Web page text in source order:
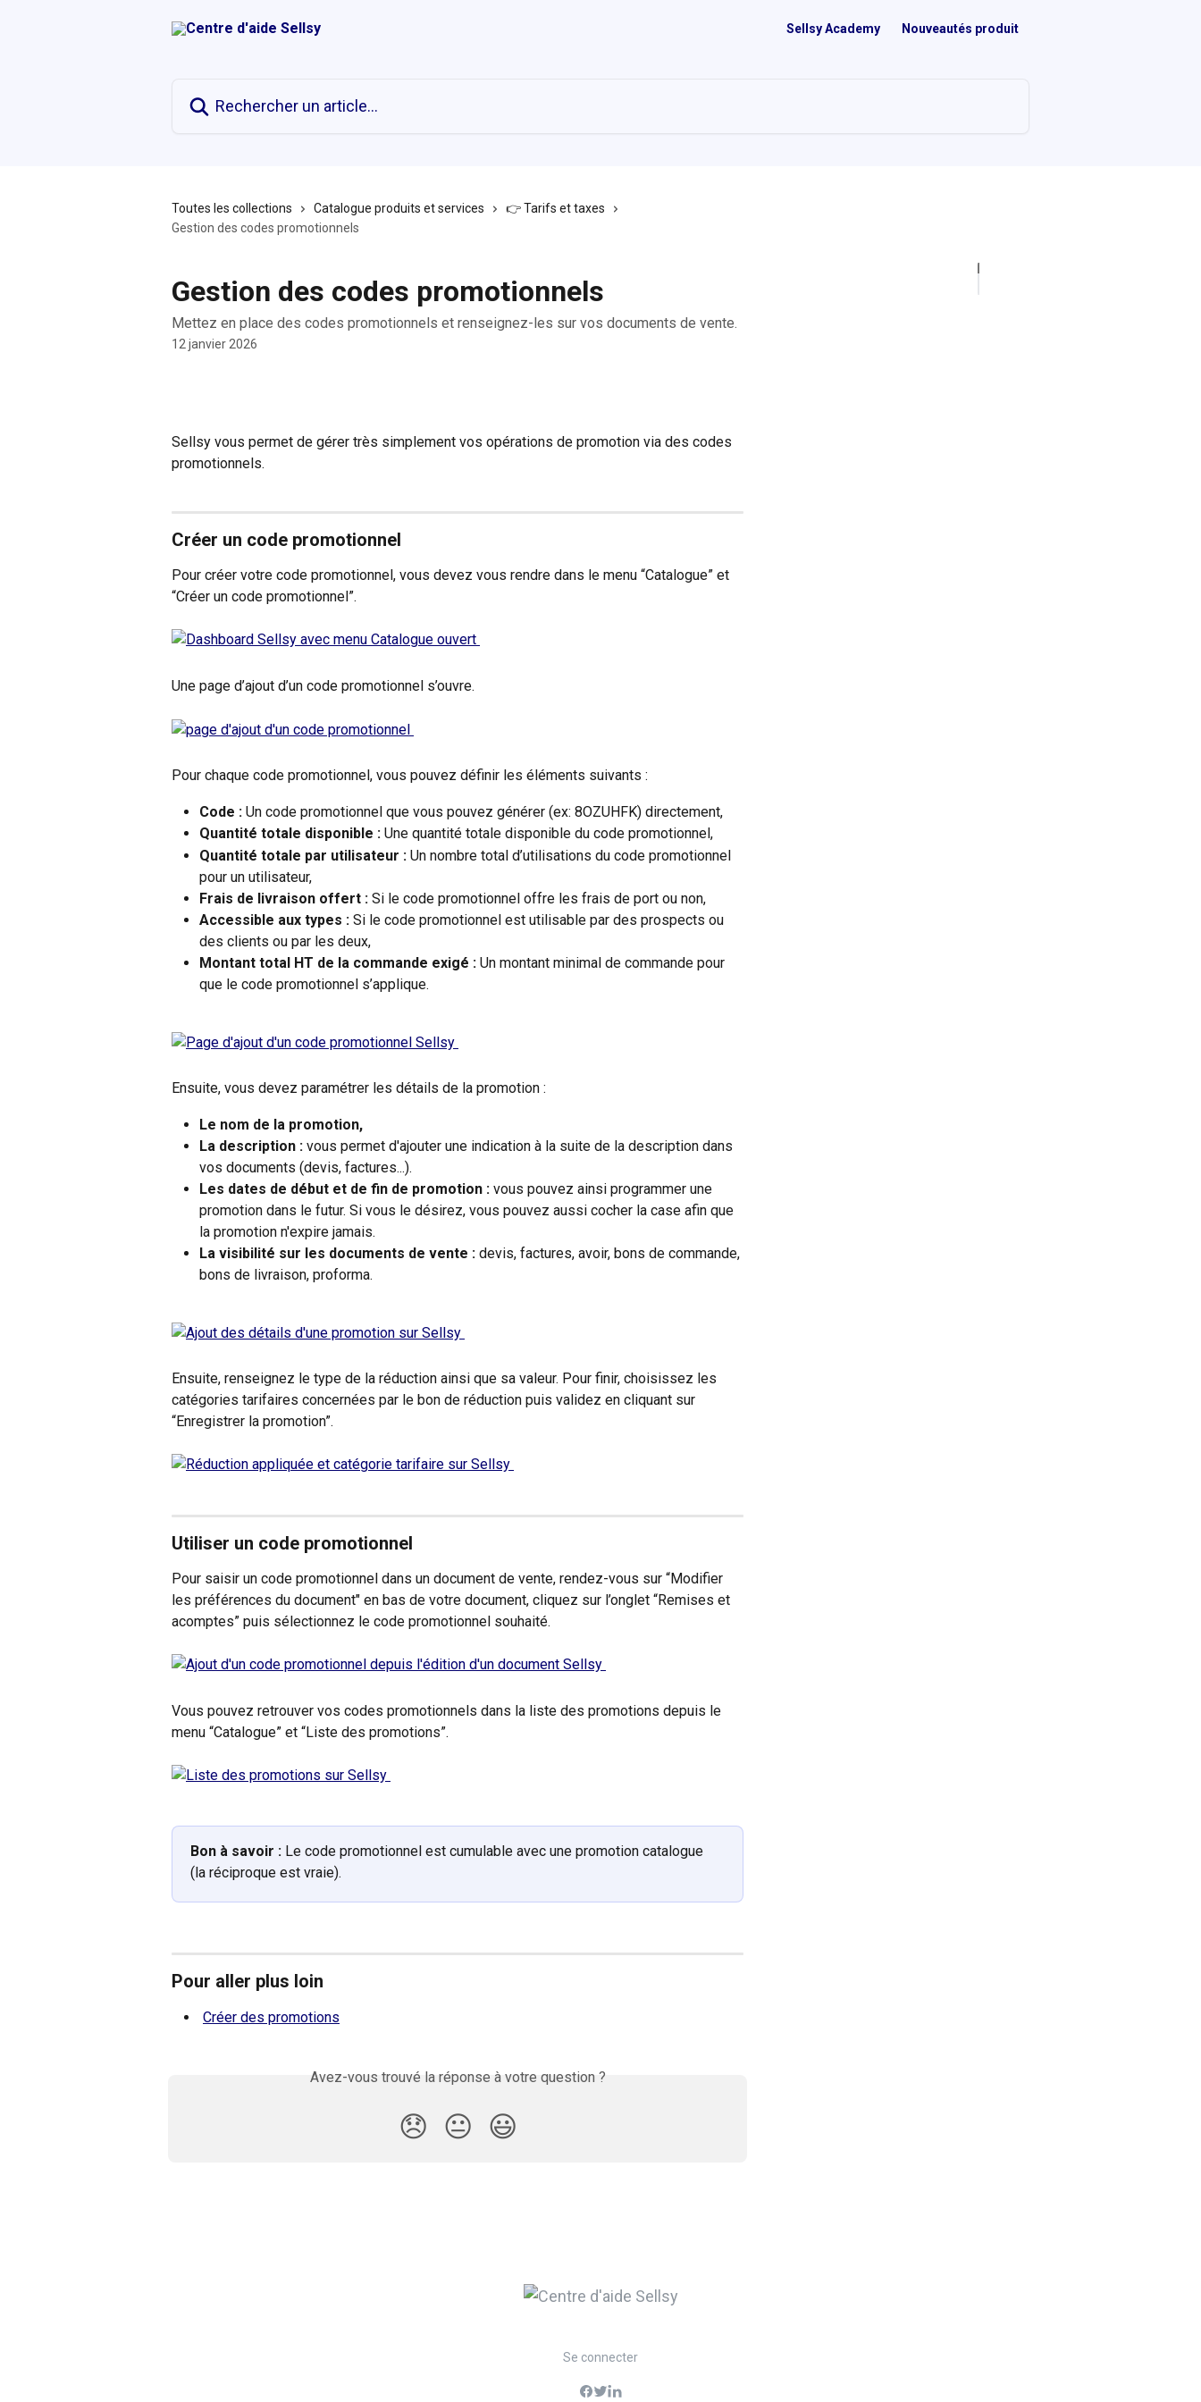
Sellsy Academy Nouveautés produit
Toutes les collections Catalogue produits et services
👉 Tarifs et taxes
Gestion des codes promotionnels
Gestion des codes promotionnels
Mettez en place des codes promotionnels et renseignez-les sur vos documents de vente.
12 janvier 2026
Sellsy vous permet de gérer très simplement vos opérations de promotion via des codes
promotionnels.
Créer un code promotionnel
Pour créer votre code promotionnel, vous devez vous rendre dans le menu “Catalogue” et
“Créer un code promotionnel”.
Une page d’ajout d’un code promotionnel s’ouvre.
Pour chaque code promotionnel, vous pouvez définir les éléments suivants :
Code : Un code promotionnel que vous pouvez générer (ex: 8OZUHFK) directement,
Quantité totale disponible : Une quantité totale disponible du code promotionnel,
Quantité totale par utilisateur : Un nombre total d’utilisations du code promotionnel
pour un utilisateur,
Frais de livraison offert : Si le code promotionnel offre les frais de port ou non,
Accessible aux types : Si le code promotionnel est utilisable par des prospects ou
des clients ou par les deux,
Montant total HT de la commande exigé : Un montant minimal de commande pour
que le code promotionnel s’applique.
Ensuite, vous devez paramétrer les détails de la promotion :
Le nom de la promotion,
La description : vous permet d'ajouter une indication à la suite de la description dans
vos documents (devis, factures...).
Les dates de début et de fin de promotion : vous pouvez ainsi programmer une
promotion dans le futur. Si vous le désirez, vous pouvez aussi cocher la case afin que
la promotion n'expire jamais.
La visibilité sur les documents de vente : devis, factures, avoir, bons de commande,
bons de livraison, proforma.
Ensuite, renseignez le type de la réduction ainsi que sa valeur. Pour finir, choisissez les
catégories tarifaires concernées par le bon de réduction puis validez en cliquant sur
“Enregistrer la promotion”.
Utiliser un code promotionnel
Pour saisir un code promotionnel dans un document de vente, rendez-vous sur “Modifier
les préférences du document" en bas de votre document, cliquez sur l’onglet “Remises et
acomptes” puis sélectionnez le code promotionnel souhaité.
Vous pouvez retrouver vos codes promotionnels dans la liste des promotions depuis le
menu “Catalogue” et “Liste des promotions”.
Bon à savoir : Le code promotionnel est cumulable avec une promotion catalogue
(la réciproque est vraie).
Pour aller plus loin
Créer des promotions
Avez-vous trouvé la réponse à votre question ?
😞 😐 😃
Se connecter